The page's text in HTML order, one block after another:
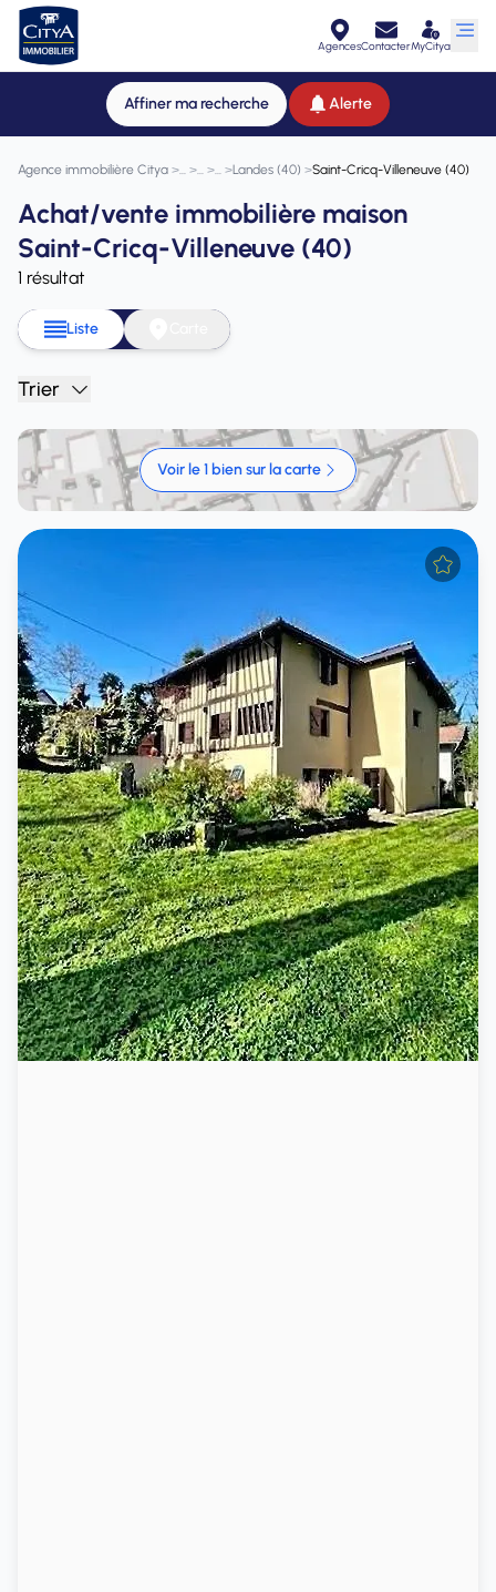
AgencesContacterMyCitya
Affiner ma recherche Alerte
Agence immobilière Citya > > > >Landes (40) >Saint-Cricq-Villeneuve (40)
Achat/vente immobilière maison
Saint-Cricq-Villeneuve (40)
1 résultat
Liste
Trier
Voir le 1 bien sur la carte